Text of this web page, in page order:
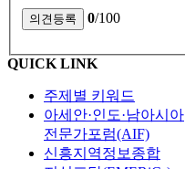
0/100
QUICK LINK
주제별 키워드
아세안·인도·남아시아
전문가포럼(AIF)
신흥지역정보종합